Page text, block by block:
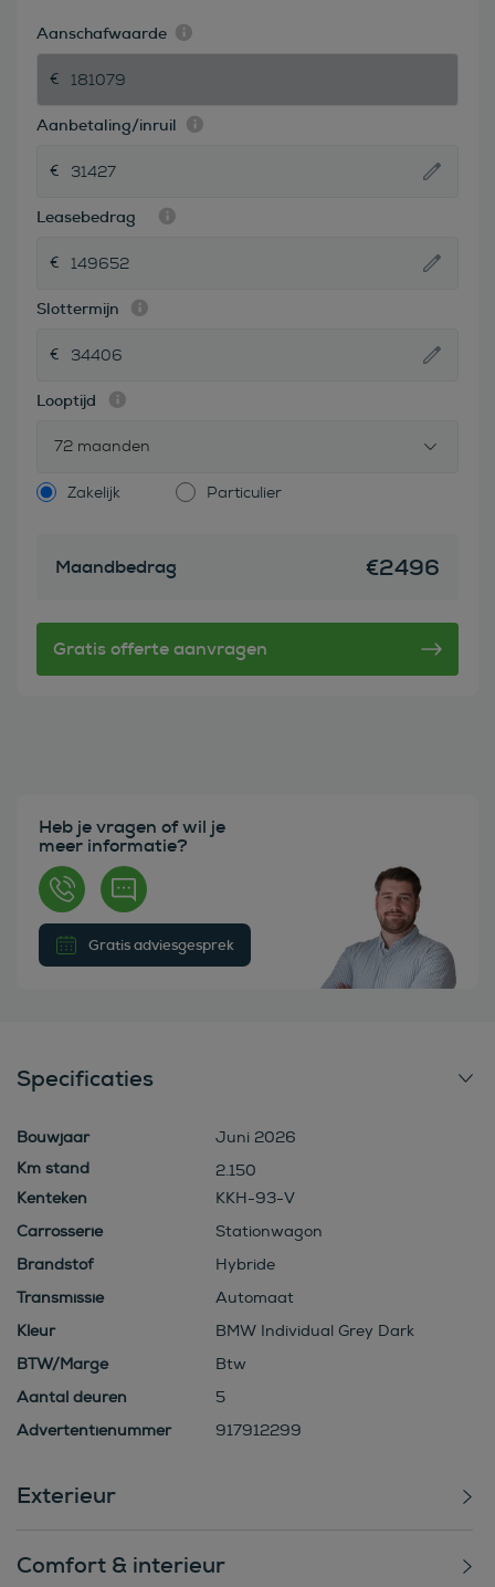
Aanschafwaarde
Aanbetaling/inruil
Leasebedrag
Slottermijn
Looptijd
72 maanden
Zakelijk Particulier
Maandbedrag €2496
Heb je vragen of wil je
meer informatie?
Gratis adviesgesprek
Specificaties
Bouwjaar
Juni 2026
2.150
Kenteken
KKH-93-V
Carrosserie
Stationwagon
Brandstof
Hybride
Transmissie
Automaat
Kleur
BMW Individual Grey Dark
BTW/Marge
Btw
Aantal deuren
5
Advertentienummer
917912299
Exterieur
Comfort & interieur